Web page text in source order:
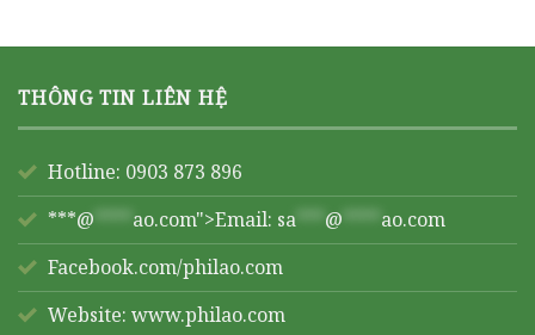
THÔNG TIN LIÊN HỆ
Hotline: 0903 873 896
***@ **** ao.com">Email: sa *** @ **** ao.com
Facebook.com/philao.com
Website: www.philao.com